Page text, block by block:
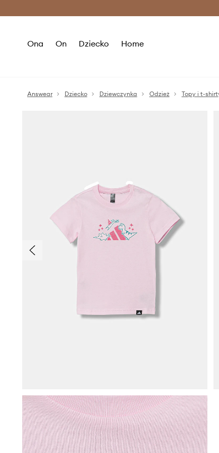
Ona On Dziecko Home
Answear Dziecko Dziewczynka Odzież Topy i t-